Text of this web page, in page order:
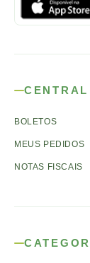
BOLETOS
MEUS PEDIDOS
NOTAS FISCAIS